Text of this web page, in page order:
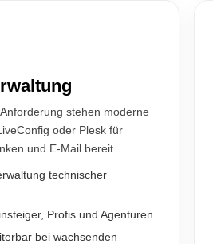
stehen moderne
oder Plesk für
und E-Mail bereit.
technischer
Profis und Agenturen
bei wachsenden